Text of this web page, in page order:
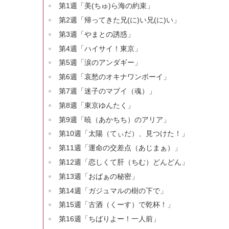
第1週「美(ちゅ)ら海の約束」
第2週「帰ってきた兄(に)い兄(に)い」
第3週「やまとの誘惑」
第4週「ハイサイ！東京」
第5週「涙のアンダギー」
第6週「哀愁のオキナワンボーイ」
第7週「迷子のマブイ（魂）」
第8週「東京ゆんたく」
第9週「暁（あかちち）のアリア」
第10週「太陽（てぃだ）、見つけた！」
第11週「運命の交差点（あじまぁ）」
第12週「恋しくて肝（ちむ）どんどん」
第13週「おばぁの秘密」
第14週「ガジュマルの樹の下で」
第15週「古酒（くーす）で乾杯！」
第16週「ちばりよー！一人前」